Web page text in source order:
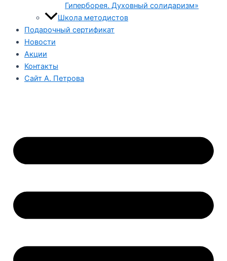
Гиперборея. Духовный солидаризм»
Школа методистов
Подарочный сертификат
Новости
Акции
Контакты
Сайт А. Петрова